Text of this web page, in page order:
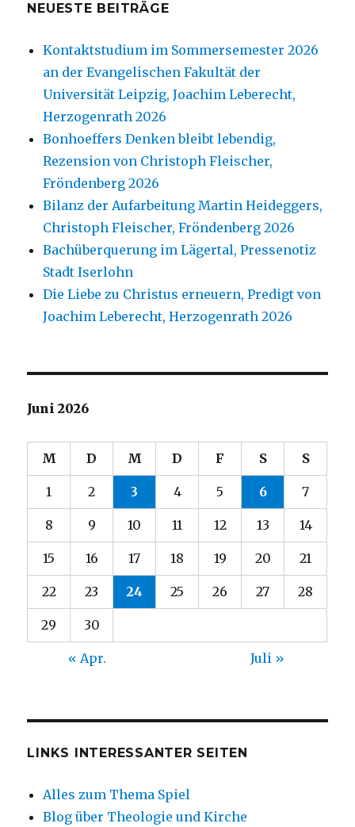
NEUESTE BEITRÄGE
Kontaktstudium im Sommersemester 2026
an der Evangelischen Fakultät der
Universität Leipzig, Joachim Leberecht,
Herzogenrath 2026
Bonhoeffers Denken bleibt lebendig,
Rezension von Christoph Fleischer,
Fröndenberg 2026
Bilanz der Aufarbeitung Martin Heideggers,
Christoph Fleischer, Fröndenberg 2026
Bachüberquerung im Lägertal, Pressenotiz
Stadt Iserlohn
Die Liebe zu Christus erneuern, Predigt von
Joachim Leberecht, Herzogenrath 2026
Juni 2026
M D M D F S S
1 2 3 4 5 6 7
8 9 10 11 12 13 14
15 16 17 18 19 20 21
22 23 24 25 26 27 28
29 30
« Apr. Juli »
LINKS INTERESSANTER SEITEN
Alles zum Thema Spiel
Blog über Theologie und Kirche